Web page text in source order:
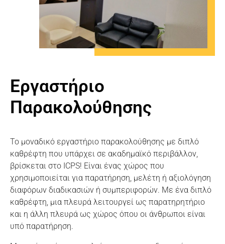
Εργαστήριο
Παρακολούθησης
Το μοναδικό εργαστήριο παρακολούθησης με διπλό
καθρέφτη που υπάρχει σε ακαδημαϊκό περιβάλλον,
βρίσκεται στο ICPS! Είναι ένας χώρος που
χρησιμοποιείται για παρατήρηση, μελέτη ή αξιολόγηση
διαφόρων διαδικασιών ή συμπεριφορών. Με ένα διπλό
καθρέφτη, μια πλευρά λειτουργεί ως παρατηρητήριο
και η άλλη πλευρά ως χώρος όπου οι άνθρωποι είναι
υπό παρατήρηση.